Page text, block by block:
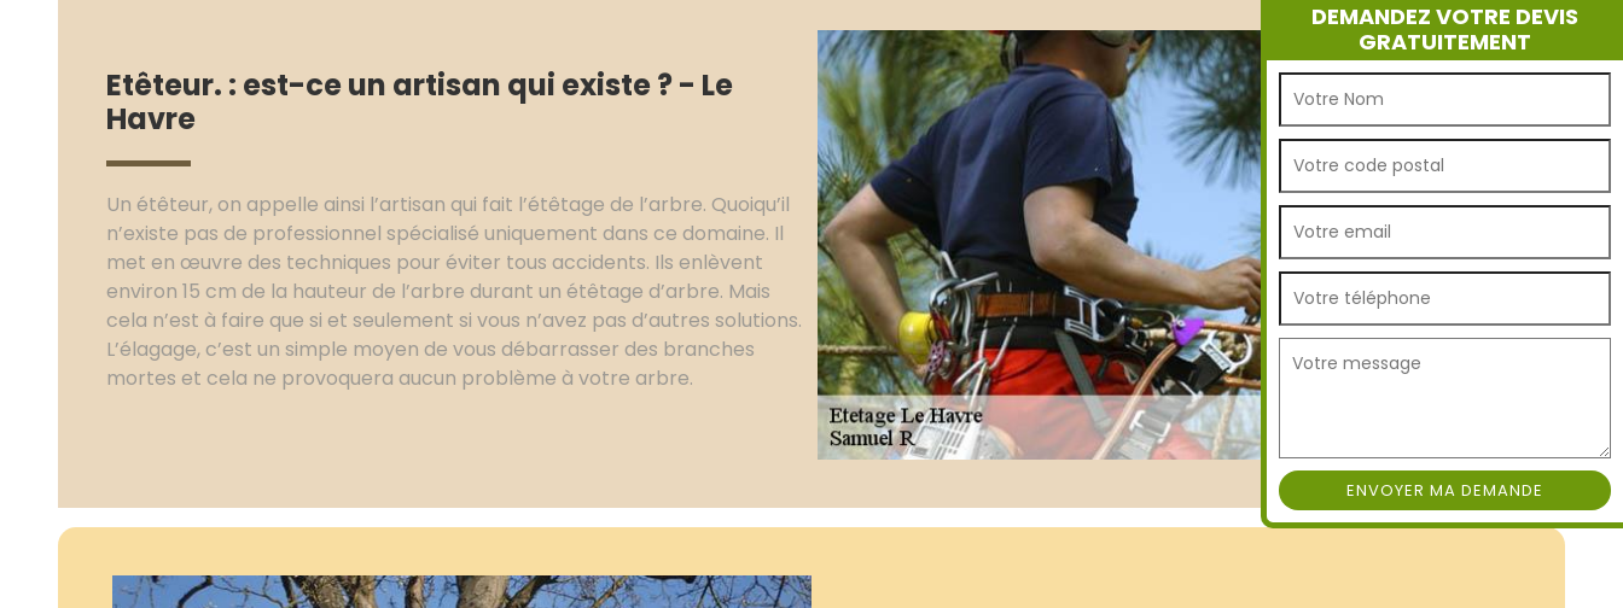
DEMANDEZ VOTRE DEVIS
GRATUITEMENT
Etêteur. : est-ce un artisan qui existe ? - Le
Havre
Un étêteur, on appelle ainsi l’artisan qui fait l’étêtage de l’arbre. Quoiqu’il
n’existe pas de professionnel spécialisé uniquement dans ce domaine. Il
met en œuvre des techniques pour éviter tous accidents. Ils enlèvent
environ 15 cm de la hauteur de l’arbre durant un étêtage d’arbre. Mais
cela n’est à faire que si et seulement si vous n’avez pas d’autres solutions.
L’élagage, c’est un simple moyen de vous débarrasser des branches
mortes et cela ne provoquera aucun problème à votre arbre.